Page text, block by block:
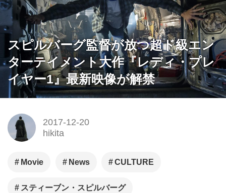
スピルバーグ監督が放つ超ド級エン
ターテイメント大作『レディ・プレ
イヤー1』最新映像が解禁
2017-12-20
hikita
Movie News CULTURE
スティーブン・スピルバーグ